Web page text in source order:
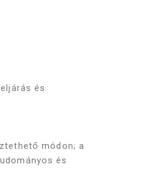
és
módon; a
és